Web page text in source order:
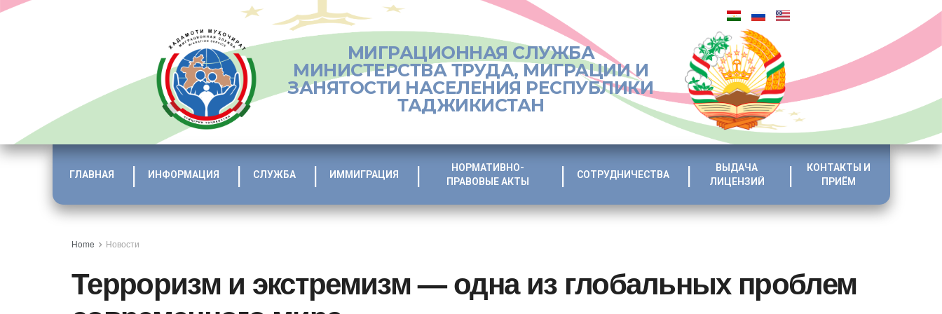
МИГРАЦИОННАЯ СЛУЖБА
МИНИСТЕРСТВА ТРУДА, МИГРАЦИИ И
ЗАНЯТОСТИ НАСЕЛЕНИЯ РЕСПУБЛИКИ
ТАДЖИКИСТАН
ГЛАВНАЯ ИНФОРМАЦИЯ СЛУЖБА ИММИГРАЦИЯ
НОРМАТИВНО-
ПРАВОВЫЕ АКТЫ
СОТРУДНИЧЕСТВА
ВЫДАЧА
ЛИЦЕНЗИЙ
КОНТАКТЫ И
ПРИЁМ
Home Новости
Терроризм и экстремизм — одна из глобальных проблем